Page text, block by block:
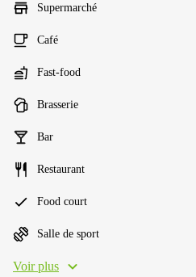
Supermarché
Café
Fast-food
Brasserie
Bar
Restaurant
Food court
Salle de sport
Voir plus